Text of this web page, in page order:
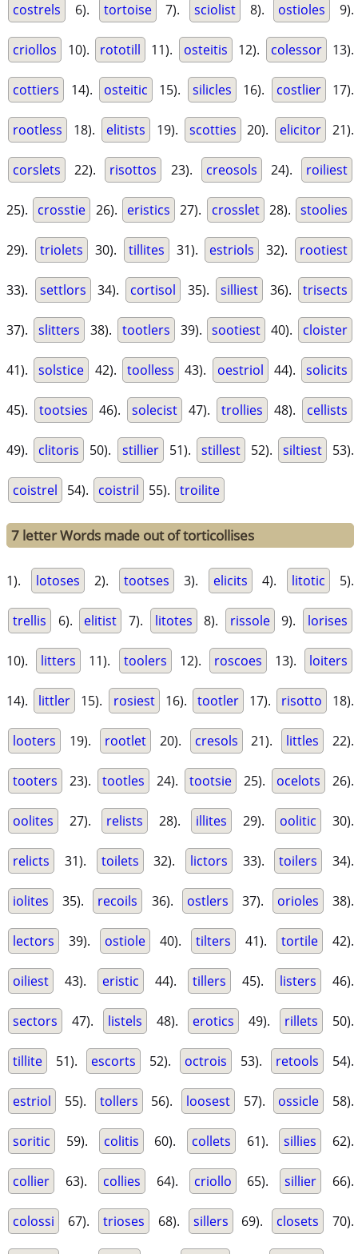
costrels 6). tortoise 7). sciolist 8). ostioles 9).
criollos 10). rototill 11). osteitis 12). colessor 13).
cottiers 14). osteitic 15). silicles 16). costlier 17).
rootless 18). elitists 19). scotties 20). elicitor 21).
corslets 22). risottos 23). creosols 24). roiliest
25). crosstie 26). eristics 27). crosslet 28). stoolies
29). triolets 30). tillites 31). estriols 32). rootiest
33). settlors 34). cortisol 35). silliest 36). trisects
37). slitters 38). tootlers 39). sootiest 40). cloister
41). solstice 42). toolless 43). oestriol 44). solicits
45). tootsies 46). solecist 47). trollies 48). cellists
49). clitoris 50). stillier 51). stillest 52). siltiest 53).
coistrel 54). coistril 55). troilite
7 letter Words made out of torticollises
1). lotoses 2). tootses 3). elicits 4). litotic 5).
trellis 6). elitist 7). litotes 8). rissole 9). lorises
10). litters 11). toolers 12). roscoes 13). loiters
14). littler 15). rosiest 16). tootler 17). risotto 18).
looters 19). rootlet 20). cresols 21). littles 22).
tooters 23). tootles 24). tootsie 25). ocelots 26).
oolites 27). relists 28). illites 29). oolitic 30).
relicts 31). toilets 32). lictors 33). toilers 34).
iolites 35). recoils 36). ostlers 37). orioles 38).
lectors 39). ostiole 40). tilters 41). tortile 42).
oiliest 43). eristic 44). tillers 45). listers 46).
sectors 47). listels 48). erotics 49). rillets 50).
tillite 51). escorts 52). octrois 53). retools 54).
estriol 55). tollers 56). loosest 57). ossicle 58).
soritic 59). colitis 60). collets 61). sillies 62).
collier 63). collies 64). criollo 65). sillier 66).
colossi 67). trioses 68). sillers 69). closets 70).